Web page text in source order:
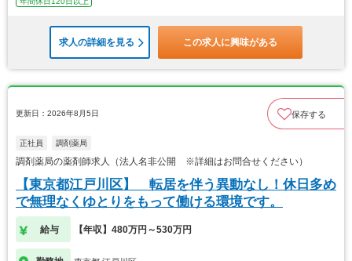
求人の詳細を見る この求人に興味がある
更新日：2026年8月5日 保存する
正社員 調剤薬局
調剤薬局の薬剤師求人（法人名非公開 ※詳細はお問合せください）
【東京都江戸川区】 転居を伴う異動なし！休日多め
で無理なくゆとりをもって働ける環境です。
給与 【年収】480万円～530万円